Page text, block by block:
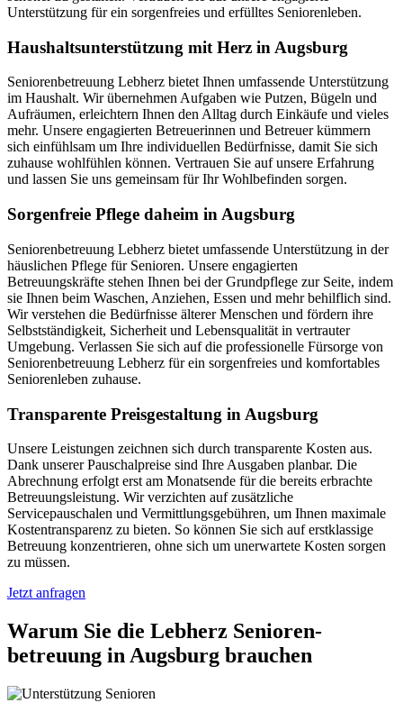
Unterstützung für ein sorgenfreies und erfülltes Seniorenleben.
Haushalts­unterstützung mit Herz in Augsburg
Seniorenbetreuung Lebherz bietet Ihnen umfassende Unterstützung
im Haushalt. Wir übernehmen Aufgaben wie Putzen, Bügeln und
Aufräumen, erleichtern Ihnen den Alltag durch Einkäufe und vieles
mehr. Unsere engagierten Betreuerinnen und Betreuer kümmern
sich einfühlsam um Ihre individuellen Bedürfnisse, damit Sie sich
zuhause wohlfühlen können. Vertrauen Sie auf unsere Erfahrung
und lassen Sie uns gemeinsam für Ihr Wohlbefinden sorgen.
Sorgenfreie Pflege daheim in Augsburg
Seniorenbetreuung Lebherz bietet umfassende Unterstützung in der
häuslichen Pflege für Senioren. Unsere engagierten
Betreuungskräfte stehen Ihnen bei der Grundpflege zur Seite, indem
sie Ihnen beim Waschen, Anziehen, Essen und mehr behilflich sind.
Wir verstehen die Bedürfnisse älterer Menschen und fördern ihre
Selbstständigkeit, Sicherheit und Lebensqualität in vertrauter
Umgebung. Verlassen Sie sich auf die professionelle Fürsorge von
Seniorenbetreuung Lebherz für ein sorgenfreies und komfortables
Seniorenleben zuhause.
Transparente Preisgestaltung in Augsburg
Unsere Leistungen zeichnen sich durch transparente Kosten aus.
Dank unserer Pauschalpreise sind Ihre Ausgaben planbar. Die
Abrechnung erfolgt erst am Monatsende für die bereits erbrachte
Betreuungsleistung. Wir verzichten auf zusätzliche
Servicepauschalen und Vermittlungsgebühren, um Ihnen maximale
Kostentransparenz zu bieten. So können Sie sich auf erstklassige
Betreuung konzentrieren, ohne sich um unerwartete Kosten sorgen
zu müssen.
Jetzt anfragen
Warum Sie die Lebherz Senioren­
betreuung in Augsburg brauchen